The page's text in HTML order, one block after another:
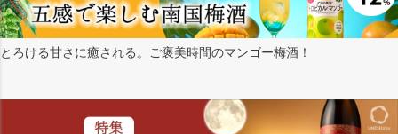
とろける甘さに癒される。ご褒美時間のマンゴー梅酒！